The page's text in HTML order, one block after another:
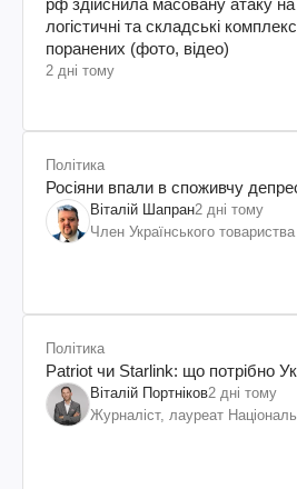
логістичні та складські
поранених (фото, відео)
2 дні тому
Політика
Росіяни впали в споживчу
Віталій Шапран2 дні тому
Член Українського
Політика
Patriot чи Starlink: що потрібно
Віталій Портніков2 дні тому
Журналіст, лауреат